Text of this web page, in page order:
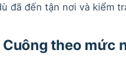
đã đến tận nơi và kiểm
theo mức